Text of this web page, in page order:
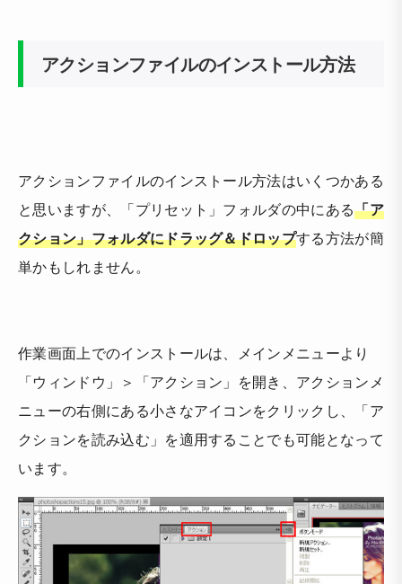
アクションファイルのインストール方法
アクションファイルのインストール方法はいくつかある
と思いますが、「プリセット」フォルダの中にある「ア
クション」フォルダにドラッグ＆ドロップする方法が簡
単かもしれません。
作業画面上でのインストールは、メインメニューより
「ウィンドウ」＞「アクション」を開き、アクションメ
ニューの右側にある小さなアイコンをクリックし、「ア
クションを読み込む」を適用することでも可能となって
います。